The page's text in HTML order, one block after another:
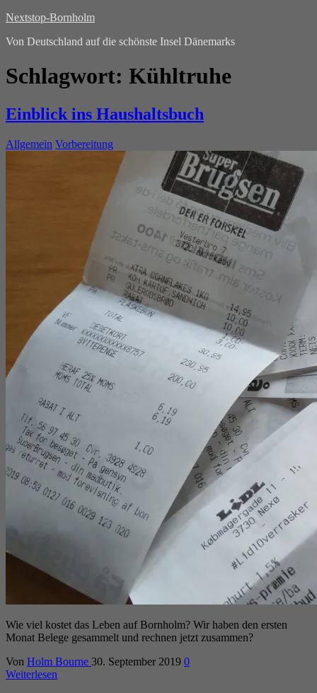
Nextstop-Bornholm
Von Deutschland auf die schönste Insel Dänemarks
Schlagwort: Kühltruhe
Einblick ins Haushaltsbuch
Allgemein Vorbereitung
Wie viel kostet das Leben auf Bornholm? Wir haben den ersten
Monat Belege gesammelt und rechnen jetzt zusammen?
Von Holm Bourne 30. September 2019 0
Weiterlesen